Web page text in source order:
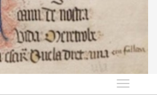
Idioma